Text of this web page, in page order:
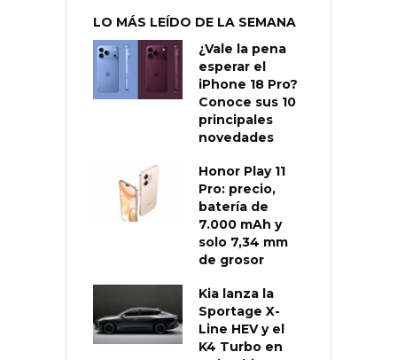
LO MÁS LEÍDO DE LA SEMANA
¿Vale la pena
esperar el
iPhone 18 Pro?
Conoce sus 10
principales
novedades
Honor Play 11
Pro: precio,
batería de
7.000 mAh y
solo 7,34 mm
de grosor
Kia lanza la
Sportage X-
Line HEV y el
K4 Turbo en